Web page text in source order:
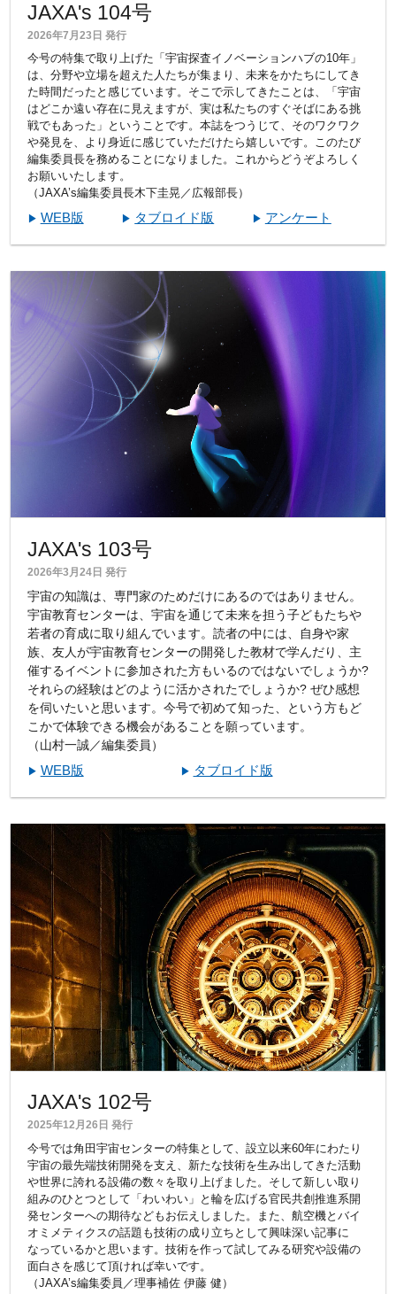
JAXA's 104号
2026年7月23日 発行
今号の特集で取り上げた「宇宙探査イノベーションハブの10年」
は、分野や立場を超えた人たちが集まり、未来をかたちにしてき
た時間だったと感じています。そこで示してきたことは、「宇宙
はどこか遠い存在に見えますが、実は私たちのすぐそばにある挑
戦でもあった」ということです。本誌をつうじて、そのワクワク
や発見を、より身近に感じていただけたら嬉しいです。このたび
編集委員長を務めることになりました。これからどうぞよろしく
お願いいたします。
（JAXA’s編集委員長木下圭晃／広報部長）
WEB版 タブロイド版 アンケート
JAXA's 103号
2026年3月24日 発行
宇宙の知識は、専門家のためだけにあるのではありません。
宇宙教育センターは、宇宙を通じて未来を担う子どもたちや
若者の育成に取り組んでいます。読者の中には、自身や家
族、友人が宇宙教育センターの開発した教材で学んだり、主
催するイベントに参加された方もいるのではないでしょうか?
それらの経験はどのように活かされたでしょうか? ぜひ感想
を伺いたいと思います。今号で初めて知った、という方もど
こかで体験できる機会があることを願っています。
（山村一誠／編集委員）
WEB版 タブロイド版
JAXA's 102号
2025年12月26日 発行
今号では角田宇宙センターの特集として、設立以来60年にわたり
宇宙の最先端技術開発を支え、新たな技術を生み出してきた活動
や世界に誇れる設備の数々を取り上げました。そして新しい取り
組みのひとつとして「わいわい」と輪を広げる官民共創推進系開
発センターへの期待などもお伝えしました。また、航空機とバイ
オミメティクスの話題も技術の成り立ちとして興味深い記事に
なっているかと思います。技術を作って試してみる研究や設備の
面白さを感じて頂ければ幸いです。
（JAXA’s編集委員／理事補佐 伊藤 健）